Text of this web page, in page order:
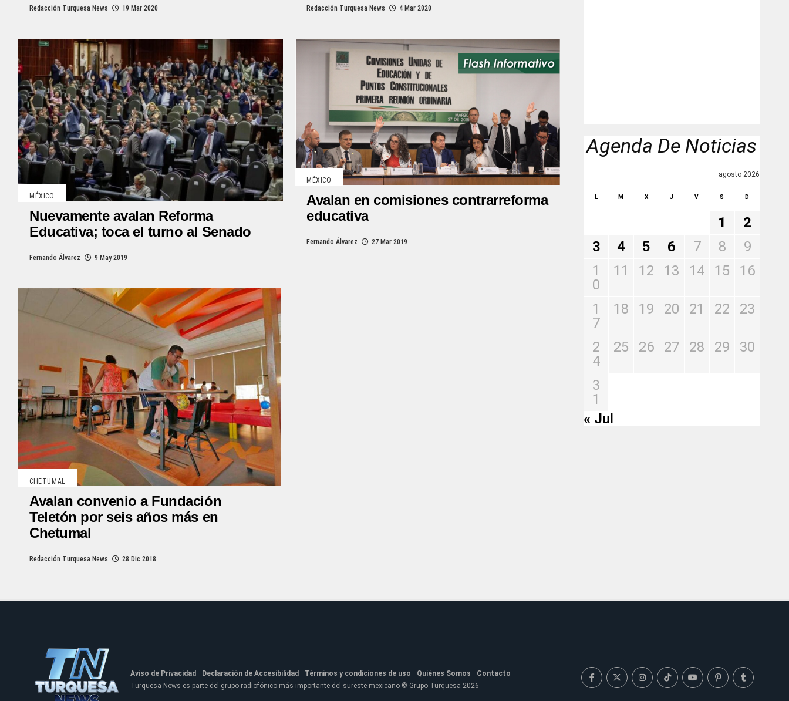
Redacción Turquesa News 19 Mar 2020 Redacción Turquesa News 4 Mar 2020
MÉXICO
Nuevamente avalan Reforma
Educativa; toca el turno al Senado
Fernando Álvarez 9 May 2019
MÉXICO
Avalan en comisiones contrarreforma
educativa
Fernando Álvarez 27 Mar 2019
CHETUMAL
Avalan convenio a Fundación
Teletón por seis años más en
Chetumal
Redacción Turquesa News 28 Dic 2018
Agenda De Noticias
agosto 2026
L M X J V S D
1
2
3
4 5 6 7 8
9
1
0
11 12 13 14 15 16
1
7
18 19 20 21 22 23
2
4
25 26 27 28 29 30
3
1
« Jul
Aviso de Privacidad Declaración de Accesibilidad Términos y condiciones de uso Quiénes Somos
Contacto
Turquesa News es parte del grupo radiofónico más importante del sureste mexicano © Grupo Turquesa 2026